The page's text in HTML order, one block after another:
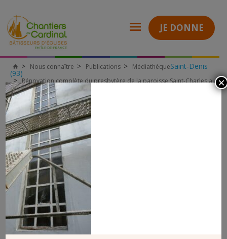
JE DONNE
Chantiers
du
Cardinal
Nous connaître Publications MédiathèqueSaint-Denis
(93)
Rénovation complète du presbytère de la paroisse Saint-Charles au
Blanc-Mesnil (93)
Fenetres Presbytere Saint-Charles Blanc-Mesnil
FENETRES PRESBYTERE SAINT-
CHARLES BLANC-MESNIL
×